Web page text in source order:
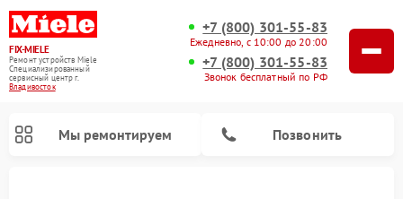
FIX-MIELE
Ремонт устройств Miele
Специализированный
cервисный центр г.
Владивосток
+7 (800) 301-55-83
Ежедневно, с 10:00 до 20:00
+7 (800) 301-55-83
Звонок бесплатный по РФ
Мы ремонтируем Позвонить